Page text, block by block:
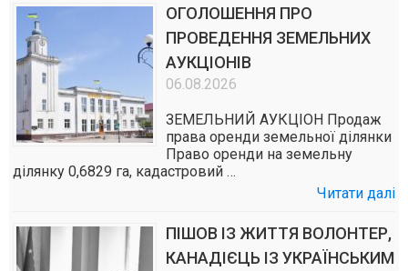
ОГОЛОШЕННЯ ПРО
ПРОВЕДЕННЯ ЗЕМЕЛЬНИХ
АУКЦІОНІВ
06.08.2026
ЗЕМЕЛЬНИЙ АУКЦІОН Продаж
права оренди земельної ділянки
Право оренди на земельну
ділянку 0,6829 га, кадастровий …
Читати далі
ПІШОВ ІЗ ЖИТТЯ ВОЛОНТЕР,
КАНАДІЄЦЬ ІЗ УКРАЇНСЬКИМ